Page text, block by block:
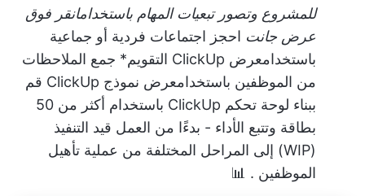
للمشروع وتصور تبعيات المهام باستخدامانقر فوق
عرض جانت احجز اجتماعات فردية أو جماعية
باستخدامعرض ClickUp التقويم
* جمع الملاحظات
من الموظفين باستخدامعرض نموذج ClickUp
قم
ببناء لوحة تحكم ClickUp
باستخدام أكثر من 50
بطاقة وتتبع الأداء - بدءًا من العمل قيد التنفيذ
(WIP) إلى المراحل المختلفة من
عملية تأهيل
الموظفين . 📊